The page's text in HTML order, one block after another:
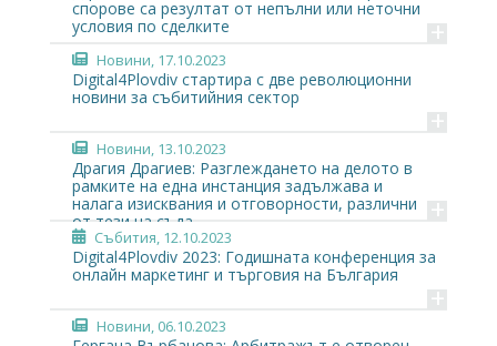
спорове са резултат от непълни или неточни
условия по сделките
+
Новини, 17.10.2023
Digital4Plovdiv стартира с две революционни
новини за събитийния сектор
+
Новини, 13.10.2023
Драгия Драгиев: Разглеждането на делото в
рамките на една инстанция задължава и
налага изисквания и отговорности, различни
от тези на съда
+
Събития, 12.10.2023
Digital4Plovdiv 2023: Годишната конференция за
онлайн маркетинг и търговия на България
+
Новини, 06.10.2023